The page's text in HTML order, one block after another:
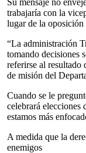
Su mensaje no
trabajaría con la
lugar de la
“La administración
tomando decisiones
referirse al
de misión del
Cuando se le
celebrará elecciones
estamos más
A medida que la
enemigos